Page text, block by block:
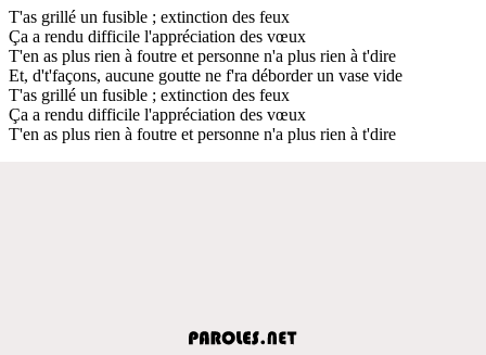
T'as grillé un fusible ; extinction des feux
Ça a rendu difficile l'appréciation des vœux
T'en as plus rien à foutre et personne n'a plus rien à t'dire
Et, d't'façons, aucune goutte ne f'ra déborder un vase vide
T'as grillé un fusible ; extinction des feux
Ça a rendu difficile l'appréciation des vœux
T'en as plus rien à foutre et personne n'a plus rien à t'dire